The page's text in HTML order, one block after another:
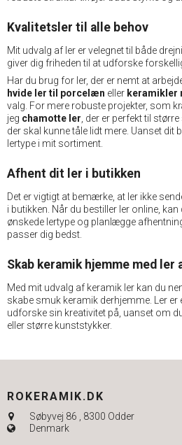
Kvalitetsler til alle behov
Mit udvalg af ler er velegnet til både
giver dig friheden til at udforske
Har du brug for ler, der er nemt at
hvide ler til porcelæn eller keramikler
valg. For mere robuste projekter, som
jeg chamotte ler , der er perfekt til
der skal kunne tåle lidt mere. Uanset dit
lertype i mit sortiment.
Afhent dit ler i butikken
Det er vigtigt at bemærke, at ler ikke
i butikken. Når du bestiller ler online,
ønskede lertype og planlægge
passer dig bedst.
Skab keramik hjemme med ler
Med mit udvalg af keramik ler kan du
skabe smuk keramik derhjemme. Ler
udforske sin kreativitet på, uanset om
eller større kunststykker.
ROKERAMIK.DK
Søbyvej 86
8300 Odder
Denmark